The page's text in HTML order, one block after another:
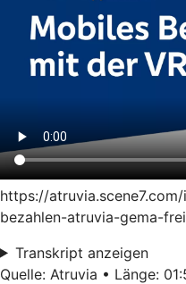
https://
bezahlen-atruvia-gema-
Transkript anzeigen
Quelle: Atruvia • Länge: